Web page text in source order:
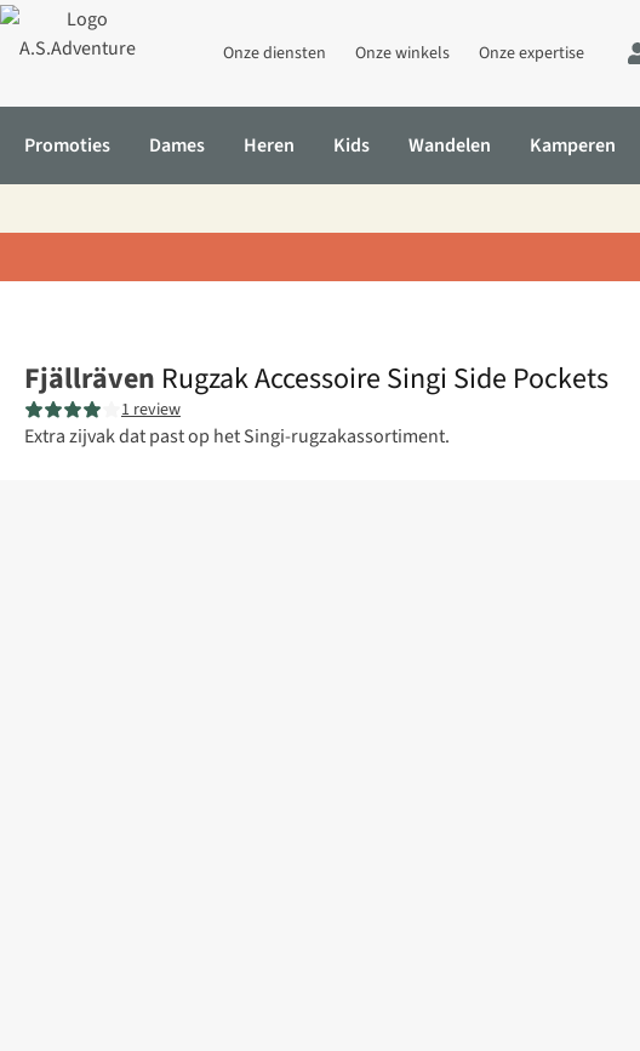
Onze diensten Onze winkels Onze expertise
Promoties Dames Heren Kids Wandelen Kamperen
Fjällräven Rugzak Accessoire Singi Side Pockets
1 review
Extra zijvak dat past op het Singi-rugzakassortiment.